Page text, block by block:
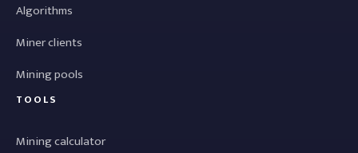
Algorithms
Miner clients
Mining pools
TOOLS
Mining calculator